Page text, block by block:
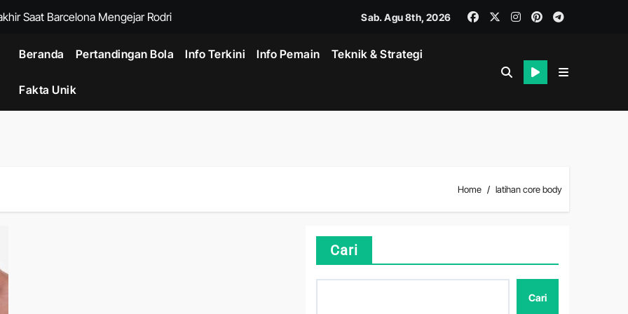
Saat Barcelona Mengejar Rodri
Andalan Indonesia untuk Laga Krusial
Singapura Sulit Mengembangkan Permainan
untuk Pengguna Aktif yang Membutuhkan Teknologi Premium
Cara Teknologi AI Cloud Mengubah Industri Digital
Drone Profesional untuk Industri Konstruksi, Energi, dan Logistik
6 Dari Persebaya dalam Adu Penalti Final
Sab. Agu 8th, 2026
Beranda Pertandingan Bola Info Terkini Info Pemain Teknik & Strategi
Fakta Unik
Home latihan core body
Cari
Cari